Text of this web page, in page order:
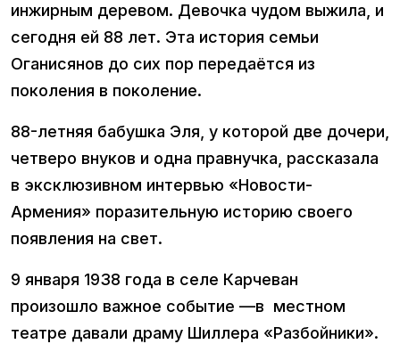
инжирным деревом. Девочка чудом выжила, и
сегодня ей 88 лет. Эта история семьи
Оганисянов до сих пор передаётся из
поколения в поколение.
88-летняя бабушка Эля, у которой две дочери,
четверо внуков и одна правнучка, рассказала
в эксклюзивном интервью «Новости-
Армения» поразительную историю своего
появления на свет.
9 января 1938 года в селе Карчеван
произошло важное событие —в местном
театре давали драму Шиллера «Разбойники».